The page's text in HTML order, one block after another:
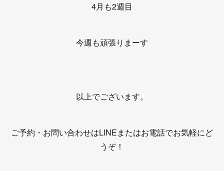
4月も2週目
今週も頑張りまーす
以上でございます。
ご予約・お問い合わせはLINEまたはお電話でお気軽にど
うぞ！